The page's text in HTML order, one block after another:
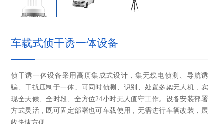
车载式侦干诱一体设备
侦干诱一体设备采用高度集成式设计，集无线电侦测、导航诱
骗、干扰压制于一体。可同时侦测、识别、处置多架无人机，实
现全天候、全时段、全方位24小时无人值守工作。设备安装部署
方式灵活，既可固定部署也可车载使用，无需进行车辆改装，展
收快速方便。